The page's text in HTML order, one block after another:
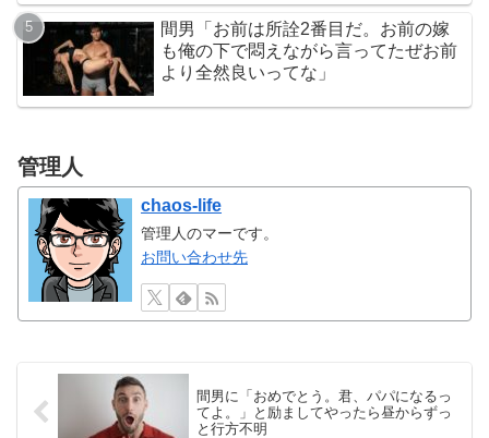
間男「お前は所詮2番目だ。お前の嫁
も俺の下で悶えながら言ってたぜお前
より全然良いってな」
管理人
chaos-life
管理人のマーです。
お問い合わせ先
間男に「おめでとう。君、パパになるっ
てよ。」と励ましてやったら昼からずっ
と行方不明